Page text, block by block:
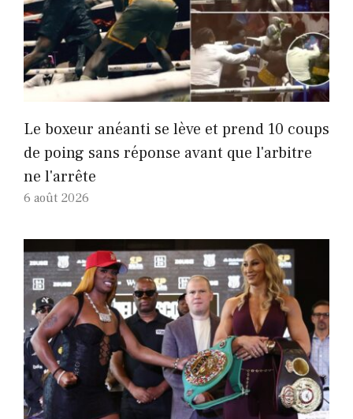
Le boxeur anéanti se lève et prend 10 coups
de poing sans réponse avant que l'arbitre
ne l'arrête
6 août 2026